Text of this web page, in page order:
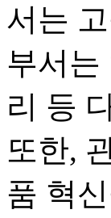
서는
부서는
리 등
또한,
품 혁